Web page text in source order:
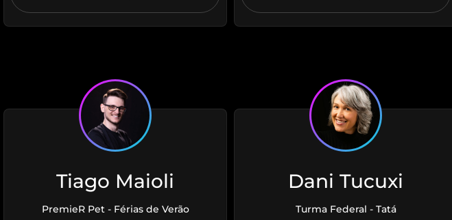
Tiago Maioli
PremieR Pet - Férias de Verão
Dani Tucuxi
Turma Federal - Tatá